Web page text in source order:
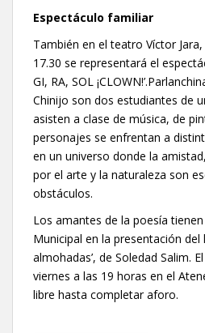
Espectáculo familiar
También en el teatro Víctor
17.30 se representará el
GI, RA, SOL
Chinijo son dos estudiantes de
asisten a clase de música, de
personajes se enfrentan a
en un universo donde la
por el arte y la naturaleza son
obstáculos.
Los amantes de la poesía
Municipal en la presentación del
almohadas’, de Soledad Salim.
viernes a las 19 horas en el
libre hasta completar aforo.